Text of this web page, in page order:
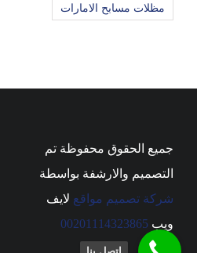
مظلات مسابح الامارات
جميع الحقوق محفوظة تم
التصميم والارشفة بواسطة
شركة تصميم مواقع لايف
ويب 00201114323865